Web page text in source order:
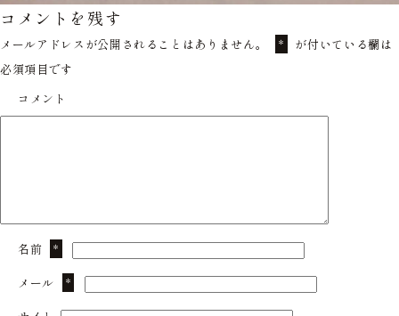
コメントを残す
メールアドレスが公開されることはありません。 *
が付いている欄は
必須項目です
コメント
名前 *
メール *